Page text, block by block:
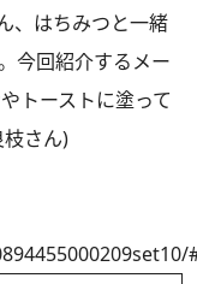
、はちみつと一緒
今回紹介するメー
トーストに塗って
さん)